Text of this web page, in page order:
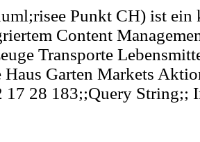
Punkt CH) ist
Content
Transporte
Garten Markets
17 28 183;;Query String;;